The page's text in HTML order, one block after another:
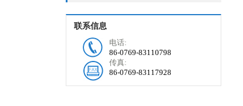
联系信息
电话:
86-0769-83110798
传真:
86-0769-83117928